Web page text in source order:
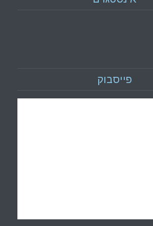
פייסבוק